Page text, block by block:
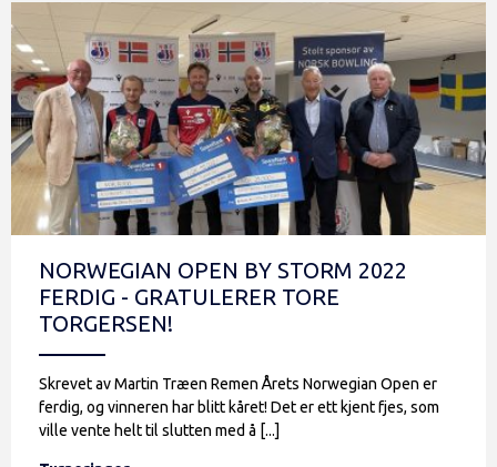
NORWEGIAN OPEN BY STORM 2022
FERDIG - GRATULERER TORE
TORGERSEN!
Skrevet av Martin Træen Remen Årets Norwegian Open er
ferdig, og vinneren har blitt kåret! Det er ett kjent fjes, som
ville vente helt til slutten med å [...]